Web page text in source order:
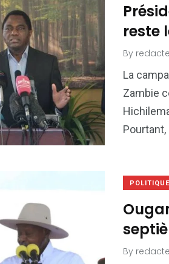
reste
By
La
Zambie
Pourtant,
POLITIQUE
By